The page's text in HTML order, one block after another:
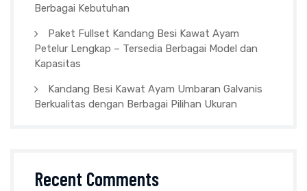
Berbagai Kebutuhan
Paket Fullset Kandang Besi Kawat Ayam
Petelur Lengkap – Tersedia Berbagai Model dan
Kapasitas
Kandang Besi Kawat Ayam Umbaran Galvanis
Berkualitas dengan Berbagai Pilihan Ukuran
Recent Comments